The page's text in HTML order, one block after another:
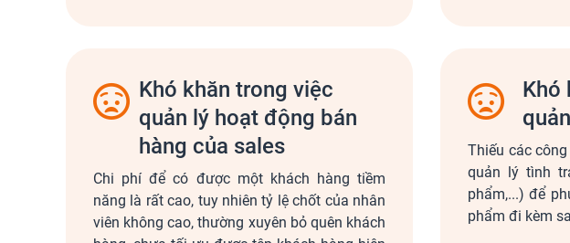
Khó khăn trong việc
quản lý hoạt động bán
hàng của sales
Chi phí để có được một khách hàng tiềm
năng là rất cao, tuy nhiên tỷ lệ chốt của nhân
viên không cao, thường xuyên bỏ quên khách
Khó
Thiếu các
quản lý tình
phẩm,...) để
phẩm đi kèm